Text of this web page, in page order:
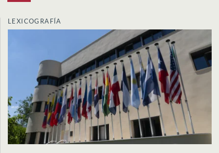
LEXICOGRAFÍA